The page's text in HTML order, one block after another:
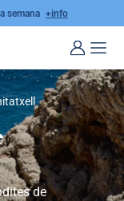
semana +info
de